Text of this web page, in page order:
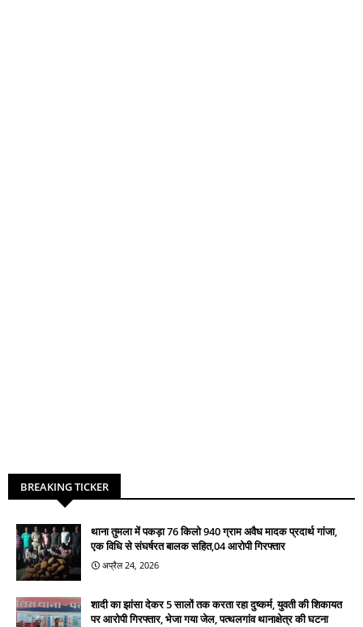
BREAKING TICKER
थाना तुमला में पकड़ा 76 किलो 940 ग्राम अवैध मादक प्रदार्थ गांजा,
एक विधि से संघर्षरत बालक सहित,04 आरोपी गिरफ्तार
अप्रैल 24, 2026
शादी का झांसा देकर 5 सालों तक करता रहा दुष्कर्म, युवती की शिकायत
पर आरोपी गिरफ्तार, भेजा गया जेल, पत्थलगांव थानाक्षेत्र की घटना